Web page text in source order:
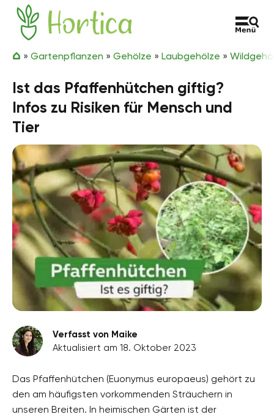
Zum Inhalt springen
Hortica
» Gartenpflanzen » Gehölze » Laubgehölze »
Ist das Pfaffenhütchen giftig?
Infos zu Risiken für Mensch und
Tier
Verfasst von Maike
Aktualisiert am 18. Oktober 2023
Das Pfaffenhütchen (Euonymus europaeus) gehört zu
den am häufigsten vorkommenden Sträuchern in
unseren Breiten. In heimischen Gärten ist der